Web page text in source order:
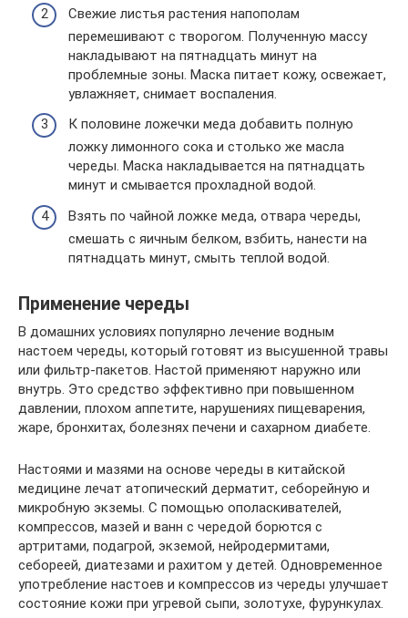
Свежие листья растения напополам
перемешивают с творогом. Полученную массу
накладывают на пятнадцать минут на
проблемные зоны. Маска питает кожу, освежает,
увлажняет, снимает воспаления.
К половине ложечки меда добавить полную
ложку лимонного сока и столько же масла
череды. Маска накладывается на пятнадцать
минут и смывается прохладной водой.
Взять по чайной ложке меда, отвара череды,
смешать с яичным белком, взбить, нанести на
пятнадцать минут, смыть теплой водой.
Применение череды
В домашних условиях популярно лечение водным
настоем череды, который готовят из высушенной травы
или фильтр-пакетов. Настой применяют наружно или
внутрь. Это средство эффективно при повышенном
давлении, плохом аппетите, нарушениях пищеварения,
жаре, бронхитах, болезнях печени и сахарном диабете.
Настоями и мазями на основе череды в китайской
медицине лечат атопический дерматит, себорейную и
микробную экземы. С помощью ополаскивателей,
компрессов, мазей и ванн с чередой борются с
артритами, подагрой, экземой, нейродермитами,
себореей, диатезами и рахитом у детей. Одновременное
употребление настоев и компрессов из череды улучшает
состояние кожи при угревой сыпи, золотухе, фурункулах.